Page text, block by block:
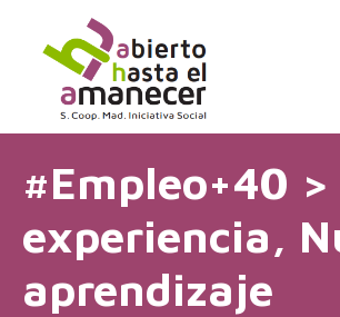
contenido
#Empleo+40 >
experiencia,
aprendizaje